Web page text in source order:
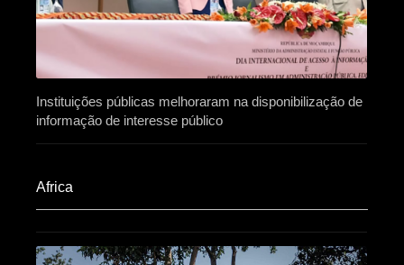
Instituições públicas melhoraram na disponibilização de
informação de interesse público
Africa​